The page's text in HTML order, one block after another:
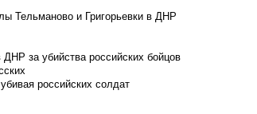
Тельманово и Григорьевки в ДНР
за убийства российских бойцов
российских солдат